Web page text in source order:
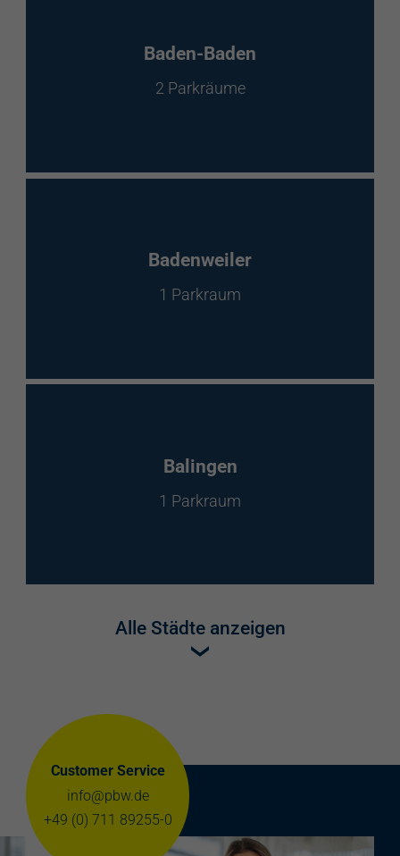
Baden-Baden
2 Parkräume
Badenweiler
1 Parkraum
Balingen
1 Parkraum
Alle Städte anzeigen
Customer Service
info@pbw.de
+49 (0) 711 89255-0